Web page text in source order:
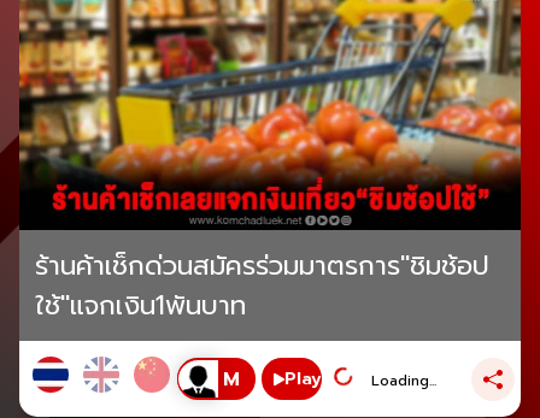
ร้านค้าเช็กด่วนสมัครร่วมมาตรการ"ชิมช้อป
ใช้"แจกเงิน1พันบาท
Play Loading...